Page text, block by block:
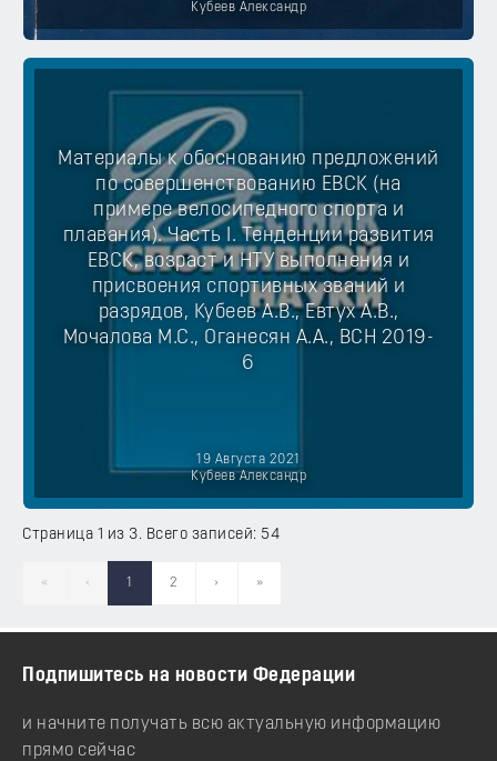
Кубеев Александр
Материалы к обоснованию предложений
по совершенствованию ЕВСК (на
примере велосипедного спорта и
плавания). Часть I. Тенденции развития
ЕВСК, возраст и НТУ выполнения и
присвоения спортивных званий и
разрядов, Кубеев А.В., Евтух А.В.,
Мочалова М.С., Оганесян А.А., ВСН 2019-
6
19 Августа 2021
Кубеев Александр
Страница 1 из 3. Всего записей: 54
« ‹ 2 › »
Подпишитесь на новости Федерации
и начните получать всю актуальную информацию
прямо сейчас